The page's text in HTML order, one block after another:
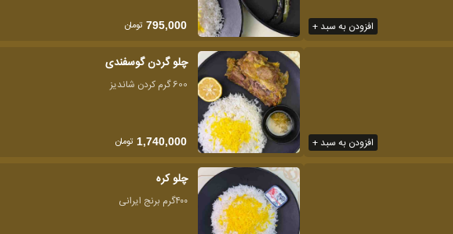
افزودن به سبد + 795,000 تومان
افزودن به سبد +
چلو گردن گوسفندی
600 گرم کردن شاندیز
1,740,000 تومان
چلو کره
۴۰۰گرم برنج ایرانی